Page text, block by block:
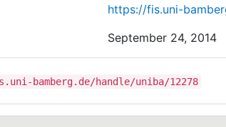
https://fis.uni-
September 24, 2014
bamberg.de/handle/uniba/12278